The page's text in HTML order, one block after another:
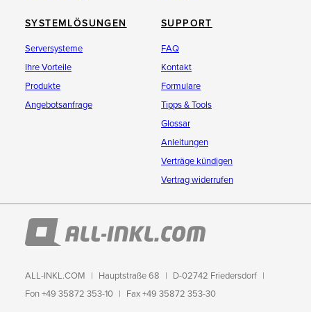
SYSTEMLÖSUNGEN
Serversysteme
Ihre Vorteile
Produkte
Angebotsanfrage
SUPPORT
FAQ
Kontakt
Formulare
Tipps & Tools
Glossar
Anleitungen
Verträge kündigen
Vertrag widerrufen
ALL-INKL.COM Hauptstraße 68
D-02742 Friedersdorf
Fon +49 35872 353-10
Fax +49 35872 353-30